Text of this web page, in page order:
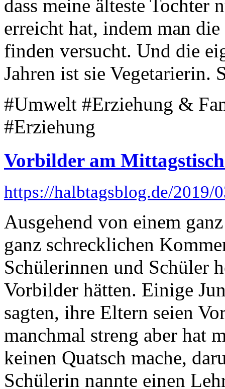
dass meine älteste Tochter
erreicht hat, indem man
finden versucht. Und die
Jahren ist sie Vegetarierin.
#Umwelt #Erziehung &
#Erziehung
Vorbilder am
https://halbtagsblog.de/
Ausgehend von einem
ganz schrecklichen
Schülerinnen und Schüler
Vorbilder hätten. Einige
sagten, ihre Eltern seien
manchmal streng aber hat
keinen Quatsch mache,
Schülerin nannte einen